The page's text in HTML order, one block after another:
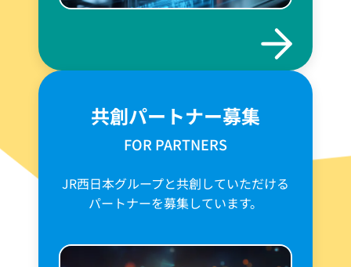
共創パートナー募集
FOR PARTNERS
JR西日本グループと共創していただける
パートナーを募集しています。